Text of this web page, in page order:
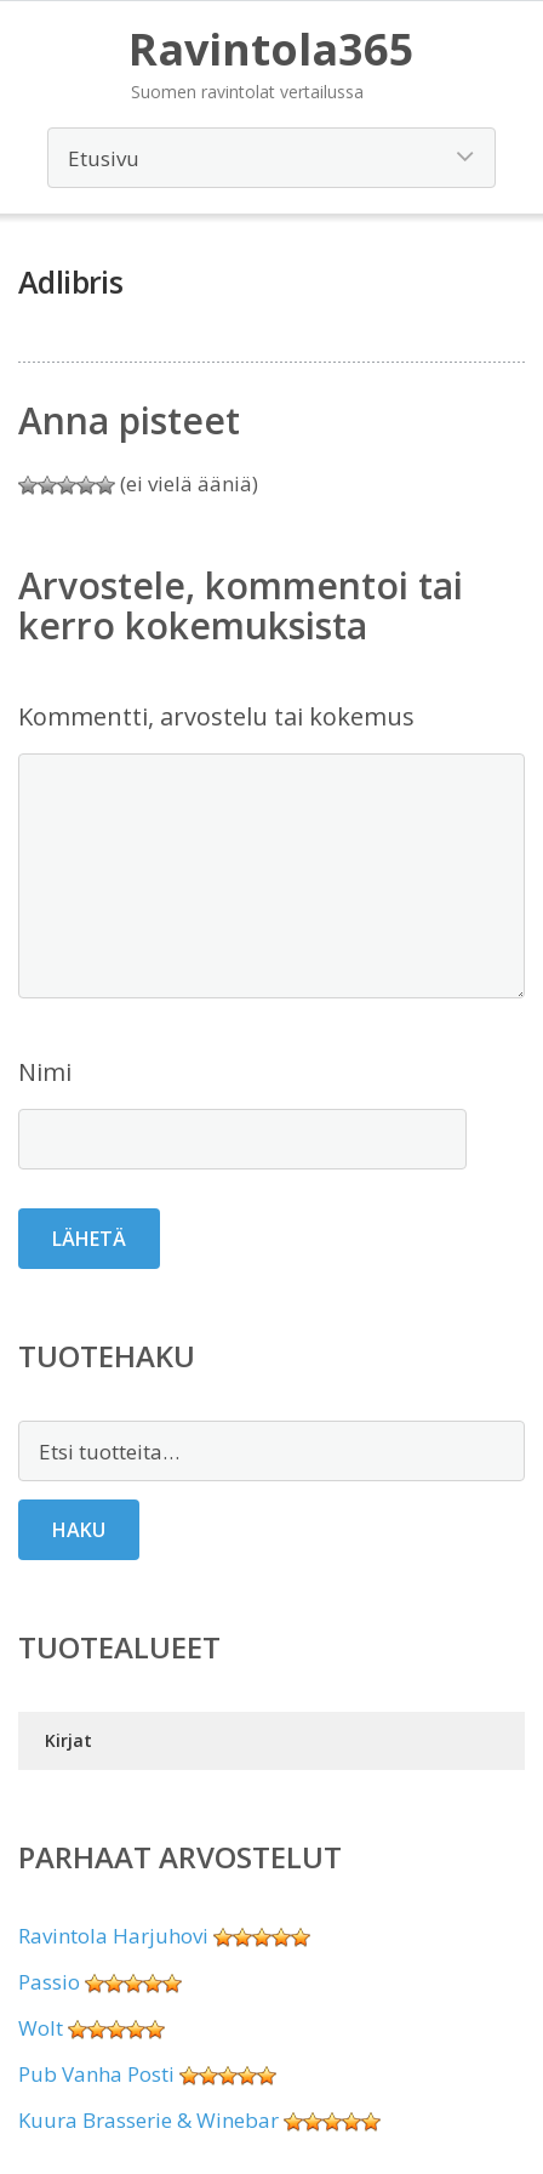
Ravintola365
Suomen ravintolat vertailussa
Adlibris
Anna pisteet
(ei vielä ääniä)
Arvostele, kommentoi tai
kerro kokemuksista
Kommentti, arvostelu tai kokemus
Nimi
TUOTEHAKU
HAKU
TUOTEALUEET
Kirjat
PARHAAT ARVOSTELUT
Ravintola Harjuhovi
Passio
Wolt
Pub Vanha Posti
Kuura Brasserie & Winebar